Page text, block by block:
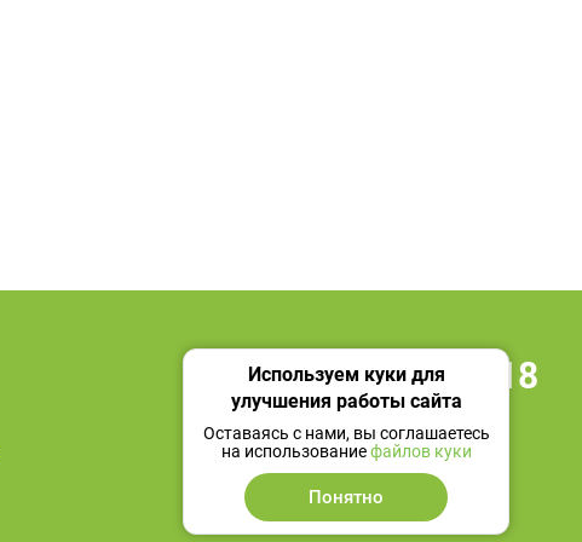
+7 495 419 18 18
Используем куки для
улучшения работы сайта
Оставаясь с нами, вы соглашаетесь
на использованиефайлов куки
Понятно